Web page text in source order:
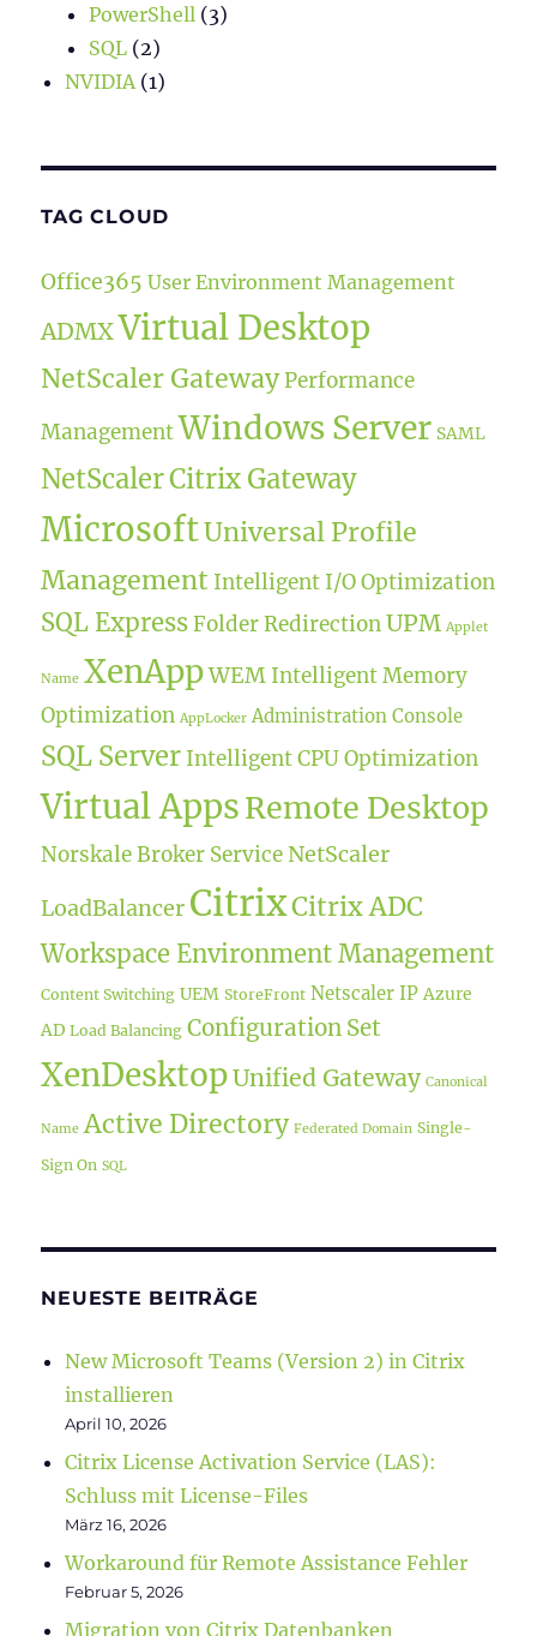
PowerShell (3)
SQL (2)
NVIDIA (1)
TAG CLOUD
Office365 User Environment Management
ADMXVirtual Desktop
NetScaler GatewayPerformance
Management Windows Server SAML
NetScalerCitrix Gateway
MicrosoftUniversal Profile
Management Intelligent I/O Optimization
SQL Express Folder Redirection UPM Applet
Name XenAppWEM Intelligent Memory
Optimization AppLocker Administration Console
SQL Server Intelligent CPU Optimization
Virtual AppsRemote Desktop
Norskale Broker Service NetScaler
LoadBalancer CitrixCitrix ADC
Workspace Environment Management
Content Switching UEM StoreFront Netscaler IP Azure
AD Load Balancing Configuration Set
XenDesktopUnified Gateway Canonical
Name Active Directory Federated Domain Single-
Sign On SQL
NEUESTE BEITRÄGE
New Microsoft Teams (Version 2) in Citrix
installieren
April 10, 2026
Citrix License Activation Service (LAS):
Schluss mit License-Files
März 16, 2026
Workaround für Remote Assistance Fehler
Februar 5, 2026
Migration von Citrix Datenbanken